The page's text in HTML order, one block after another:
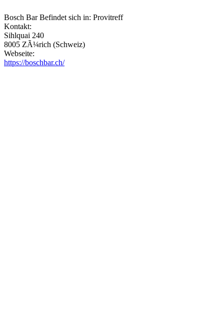
Bosch Bar Befindet sich in: Provitreff
Kontakt:
Sihlquai 240
8005 ZÃ¼rich (Schweiz)
Webseite:
https://boschbar.ch/